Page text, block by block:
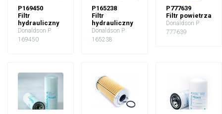
P169450
Filtr
hydrauliczny
Donaldson P
169450
P165238
Filtr
hydrauliczny
Donaldson P
165238
P777639
Filtr powietrza
Donaldson P
777639